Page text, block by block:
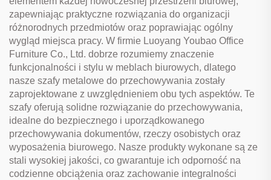
zapewniając praktyczne rozwiązania do organizacji
różnorodnych przedmiotów oraz poprawiając ogólny
wygląd miejsca pracy. W firmie Luoyang Youbao Office
Furniture Co., Ltd. dobrze rozumiemy znaczenie
funkcjonalności i stylu w meblach biurowych, dlatego
nasze szafy metalowe do przechowywania zostały
zaprojektowane z uwzględnieniem obu tych aspektów. Te
szafy oferują solidne rozwiązanie do przechowywania,
idealne do bezpiecznego i uporządkowanego
przechowywania dokumentów, rzeczy osobistych oraz
wyposażenia biurowego. Nasze produkty wykonane są ze
stali wysokiej jakości, co gwarantuje ich odporność na
codzienne obciążenia oraz zachowanie integralności